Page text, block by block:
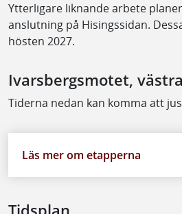
Ytterligare liknande arbete
anslutning på Hisingssidan.
hösten 2027.
Ivarsbergsmotet,
Tiderna nedan kan komma att
Läs mer om etapperna